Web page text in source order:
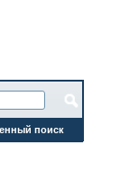
поиск